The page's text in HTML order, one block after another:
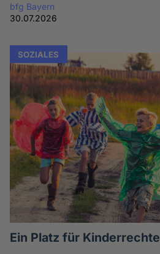
bfg Bayern
30.07.2026
SOZIALES
Ein Platz für Kinderrechte